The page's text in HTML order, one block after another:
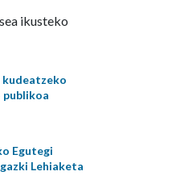
ikusteko
Egutegi
Lehiaketa